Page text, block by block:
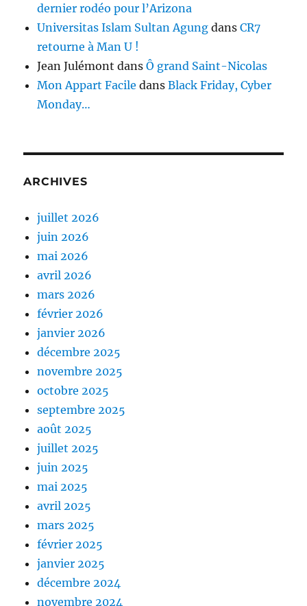
dernier rodéo pour l’Arizona
Universitas Islam Sultan Agung dansCR7
retourne à Man U !
Jean Julémont dansÔ grand Saint-Nicolas
Mon Appart Facile dansBlack Friday, Cyber
Monday…
ARCHIVES
juillet 2026
juin 2026
mai 2026
avril 2026
mars 2026
février 2026
janvier 2026
décembre 2025
novembre 2025
octobre 2025
septembre 2025
août 2025
juillet 2025
juin 2025
mai 2025
avril 2025
mars 2025
février 2025
janvier 2025
décembre 2024
novembre 2024